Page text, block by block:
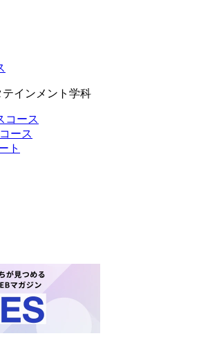
インメント学科
コース
ース
ト